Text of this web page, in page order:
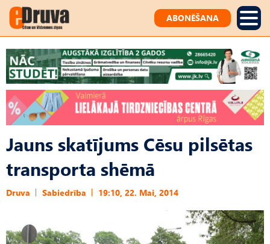
ABONĒŠANA
Jauns skatījums Cēsu pilsētas
transporta shēmā
Druva Sabiedrība 19:10, 22. Mai, 2014